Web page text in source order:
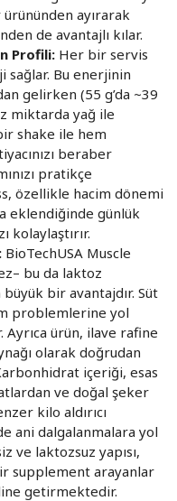
ayırarak
de avantajlı kılar.
Profili: Her bir servis
sağlar. Bu enerjinin
gelirken (55 g’da ~39
miktarda yağ ile
shake ile hem
beraber
pratikçe
özellikle hacim dönemi
eklendiğinde günlük
kolaylaştırır.
BioTechUSA Muscle
bu da laktoz
bir avantajdır. Süt
problemlerine yol
ürün, ilave rafine
olarak doğrudan
içeriği, esas
ve doğal şeker
kilo aldırıcı
ani dalgalanmalara yol
ve laktozsuz yapısı,
supplement arayanlar
getirmektedir.